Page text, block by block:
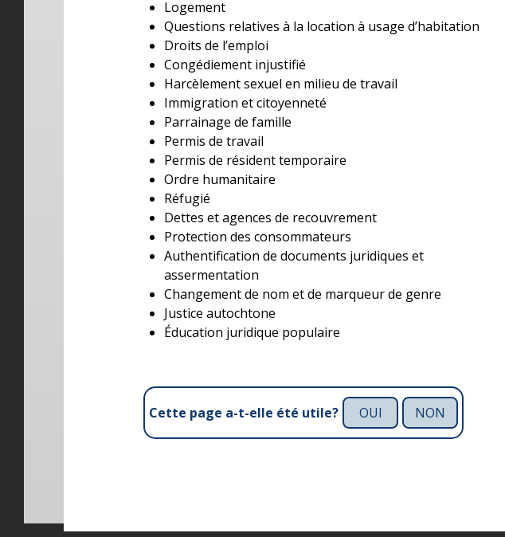
Logement
Questions relatives à la location à usage d’habitation
Droits de l’emploi
Congédiement injustifié
Harcèlement sexuel en milieu de travail
Immigration et citoyenneté
Parrainage de famille
Permis de travail
Permis de résident temporaire
Ordre humanitaire
Réfugié
Dettes et agences de recouvrement
Protection des consommateurs
Authentification de documents juridiques et
assermentation
Changement de nom et de marqueur de genre
Justice autochtone
Éducation juridique populaire
Cette page a-t-elle été utile? OUI NON